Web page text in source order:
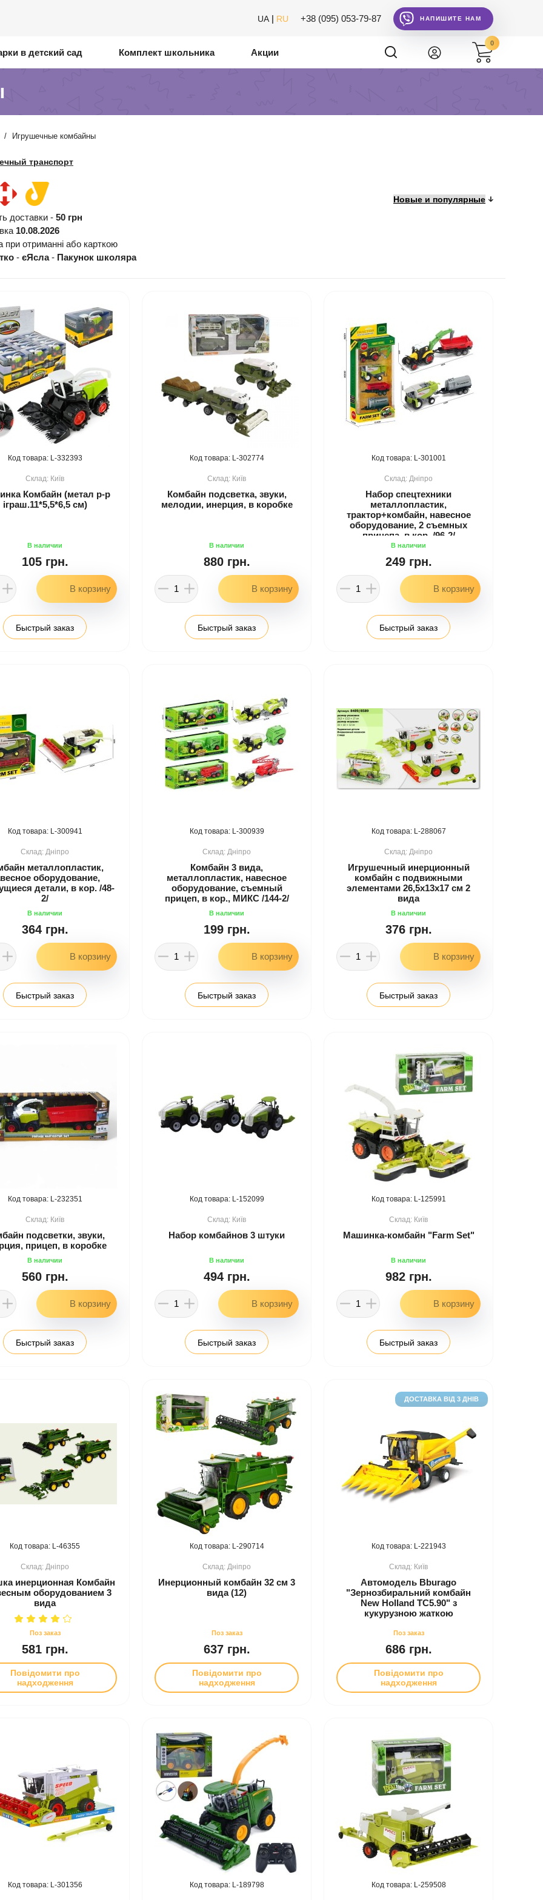
UA | RU +38 (095) 053-79-87 НАПИШИТЕ НАМ
в детский сад Комплект школьника Акции
0
/ Игрушечные комбайны
транспорт
доставки - 50 грн
10.08.2026
при отриманні або карткою
- єЯсла- Пакунок школяра
332393
Київ
Комбайн (метал р-р
іграш.11*5,5*6,5 см)
105 грн.
Быстрый заказ
302774
Київ
Комбайн подсветка, звуки,
мелодии, инерция, в коробке
880 грн.
Быстрый заказ
301001
Дніпро
Набор спецтехники
металлопластик,
трактор+комбайн, навесное
оборудование, 2 съемных
прицепа, в кор. /96-2/
249 грн.
Быстрый заказ
300941
Дніпро
металлопластик,
оборудование,
детали, в кор. /48-
2/
364 грн.
Быстрый заказ
300939
Дніпро
Комбайн 3 вида,
металлопластик, навесное
оборудование, съемный
прицеп, в кор., МИКС /144-2/
199 грн.
Быстрый заказ
288067
Дніпро
Игрушечный инерционный
комбайн с подвижными
элементами 26,5х13х17 см 2
вида
376 грн.
Быстрый заказ
232351
Київ
подсветки, звуки,
прицеп, в коробке
560 грн.
Быстрый заказ
152099
Київ
Набор комбайнов 3 штуки
494 грн.
Быстрый заказ
125991
Київ
Машинка-комбайн "Farm Set"
982 грн.
Быстрый заказ
46355
Дніпро
инерционная Комбайн
оборудованием 3
вида
581 грн.
Повідомити про
надходження
290714
Дніпро
Инерционный комбайн 32 см 3
вида (12)
637 грн.
Повідомити про
надходження
ДОСТАВКА ВІД 3 ДНІВ
221943
Київ
Автомодель Bburago
"Зернозбиральний комбайн
New Holland TC5.90" з
кукурузною жаткою
686 грн.
Повідомити про
надходження
301356 189798 259508